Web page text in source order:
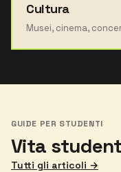
Cultura
Musei, cinema,
GUIDE PER STUDENTI
Vita
Tutti gli articoli →